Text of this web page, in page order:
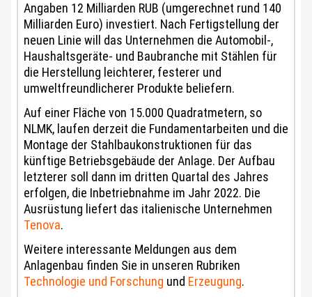
Angaben 12 Milliarden RUB (umgerechnet rund 140
Milliarden Euro) investiert. Nach Fertigstellung der
neuen Linie will das Unternehmen die Automobil-,
Haushaltsgeräte- und Baubranche mit Stählen für
die Herstellung leichterer, festerer und
umweltfreundlicherer Produkte beliefern.
Auf einer Fläche von 15.000 Quadratmetern, so
NLMK, laufen derzeit die Fundamentarbeiten und die
Montage der Stahlbaukonstruktionen für das
künftige Betriebsgebäude der Anlage. Der Aufbau
letzterer soll dann im dritten Quartal des Jahres
erfolgen, die Inbetriebnahme im Jahr 2022. Die
Ausrüstung liefert das italienische Unternehmen
Tenova.
Weitere interessante Meldungen aus dem
Anlagenbau finden Sie in unseren Rubriken
Technologie und Forschung und Erzeugung.